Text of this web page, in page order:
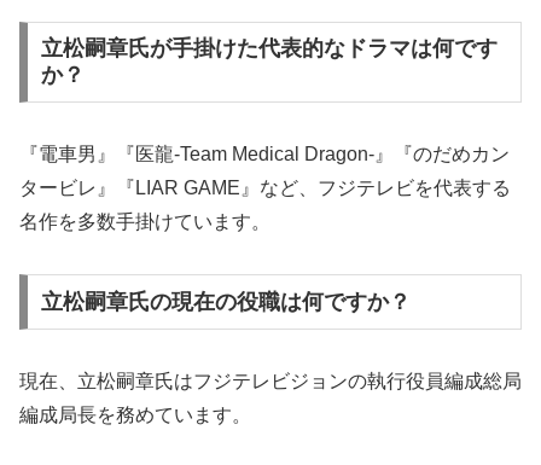
立松嗣章氏が手掛けた代表的なドラマは何です
か？
『電車男』『医龍-Team Medical Dragon-』『のだめカン
タービレ』『LIAR GAME』など、フジテレビを代表する
名作を多数手掛けています。
立松嗣章氏の現在の役職は何ですか？
現在、立松嗣章氏はフジテレビジョンの執行役員編成総局
編成局長を務めています。